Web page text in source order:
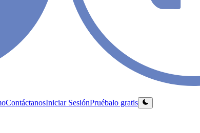
ContáctanosIniciar SesiónPruébalo gratis